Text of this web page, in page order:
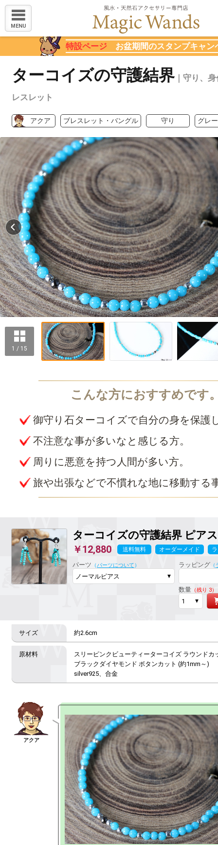
MENU
特設ページ お盆期間のスタンプキャン
ターコイズの守護結界 ｜守り、
レスレット
アクア ブレスレット・バングル 守り グレ
1 / 15
御守り石ターコイズで自分の身を保護
不注意な事が多いなと感じる方。
周りに悪意を持つ人間が多い方。
旅や出張などで不慣れな地に移動する
ターコイズの守護結界 ピア
￥12,880 送料無料 オーダーメイド
パーツ （パーツについて ） ラッピング（
数量（残り 3）
約2.6cm
スリーピンクビューティーターコイズ ラウンドカ
ブラックダイヤモンド ボタンカット (約1mm～)
silver925、合金